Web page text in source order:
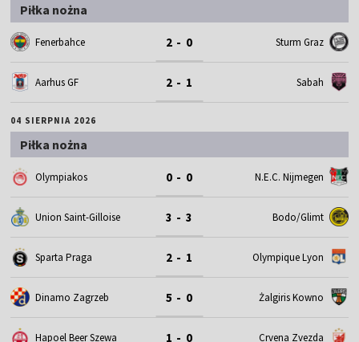
Piłka nożna
Fenerbahce 2 - 0 Sturm Graz
Aarhus GF 2 - 1 Sabah
04 SIERPNIA 2026
Piłka nożna
Olympiakos 0 - 0 N.E.C. Nijmegen
Union Saint-Gilloise 3 - 3 Bodo/Glimt
Sparta Praga 2 - 1 Olympique Lyon
Dinamo Zagrzeb 5 - 0 Żalgiris Kowno
Hapoel Beer Szewa 1 - 0 Crvena Zvezda